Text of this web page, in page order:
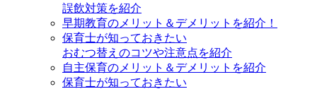
誤飲対策を紹介
早期教育のメリット＆デメリットを紹介！
保育士が知っておきたい
おむつ替えのコツや注意点を紹介
自主保育のメリット＆デメリットを紹介
保育士が知っておきたい